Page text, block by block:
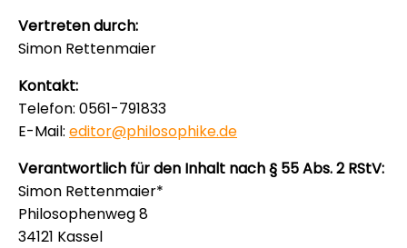
Vertreten durch:
Simon Rettenmaier
Kontakt:
Telefon: 0561-791833
E-Mail: editor@philosophike.de
Verantwortlich für den Inhalt nach § 55 Abs. 2 RStV:
Simon Rettenmaier*
Philosophenweg 8
34121 Kassel